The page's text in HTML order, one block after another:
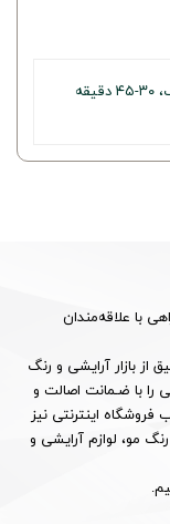
ترکیب رنگ و اکسیدان، استفاده روی موهای خشک، ۳۰-۴۵ دقیقه
با علاقه‌مندان
ساله و شناخت عمیق از بازار آرایشی و رنگ
را با ضـمانت اصالت و
فروشگاه اینترنتی نیز
مو، لوازم آرایشی و